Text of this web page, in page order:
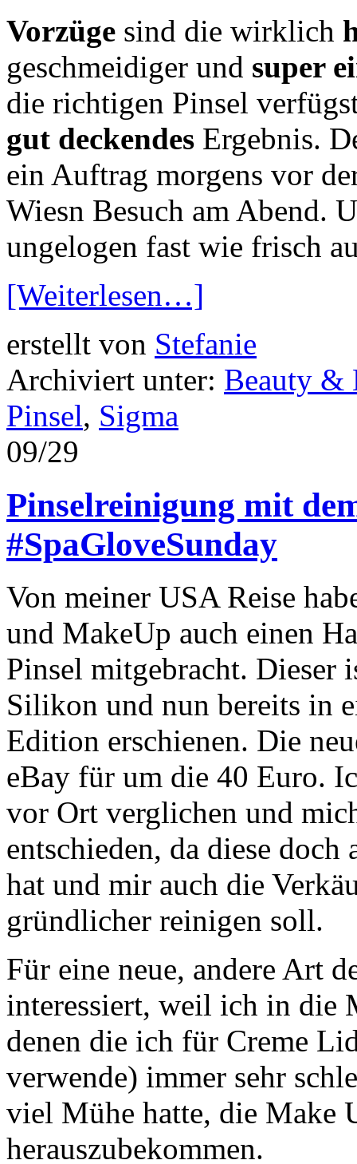
Vorzüge sind die wirklich
geschmeidiger und super
die richtigen Pinsel
gut deckendes Ergebnis.
ein Auftrag morgens vor
Wiesn Besuch am Abend.
ungelogen fast wie frisch
[Weiterlesen…]
erstellt von Stefanie
Archiviert unter: Beauty &
Pinsel, Sigma
09/29
Pinselreinigung mit
#SpaGloveSunday
Von meiner USA Reise
und MakeUp auch einen
Pinsel mitgebracht. Dieser
Silikon und nun bereits in
Edition erschienen. Die
eBay für um die 40 Euro.
vor Ort verglichen und
entschieden, da diese
hat und mir auch die
gründlicher reinigen soll.
Für eine neue, andere Art
interessiert, weil ich in die
denen die ich für Creme
verwende) immer sehr
viel Mühe hatte, die Make
herauszubekommen.